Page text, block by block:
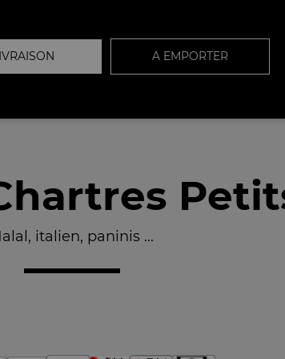
A EMPORTER
italien, paninis ...